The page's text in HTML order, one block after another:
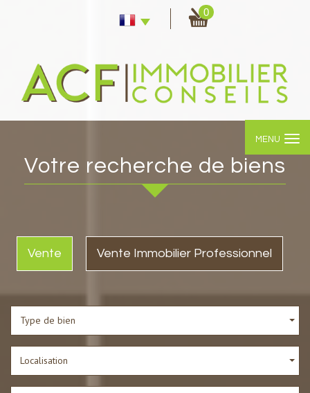
0
MENU
votre recherche de biens
Vente Vente Immobilier Professionnel
Type de bien
Localisation